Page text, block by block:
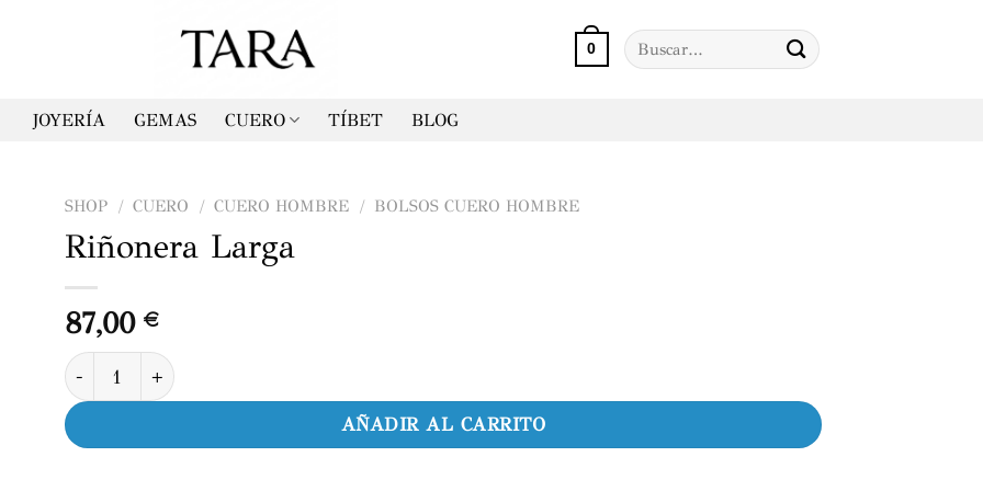
0
Buscar
por:
JOYERÍA GEMAS CUERO TÍBET BLOG
SHOP / CUERO / CUERO HOMBRE / BOLSOS CUERO HOMBRE
Riñonera Larga
87,00 €
Riñonera Larga cantidad
AÑADIR AL CARRITO